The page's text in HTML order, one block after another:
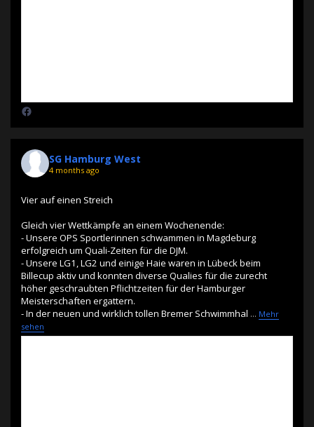
SG Hamburg West
4 months ago
Vier auf einen Streich
Gleich vier Wettkämpfe an einem Wochenende:
- Unsere OPS Sportlerinnen schwammen in Magdeburg
erfolgreich um Quali-Zeiten für die DJM.
- Unsere LG1, LG2 und einige Haie waren in Lübeck beim
Billecup aktiv und konnten diverse Qualies für die zurecht
höher geschraubten Pflichtzeiten für der Hamburger
Meisterschaften ergattern.
- In der neuen und wirklich tollen Bremer Schwimmhal ... Mehr
sehen